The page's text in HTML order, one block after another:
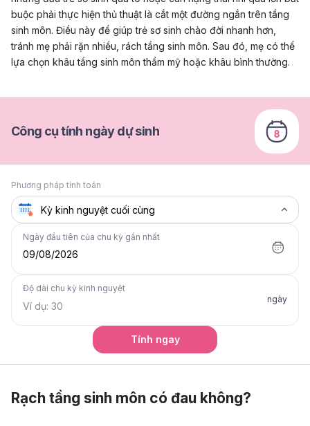
buộc phải thực hiện thủ thuật là cắt một đường ngắn trên tầng
sinh môn. Điều này để giúp trẻ sơ sinh chào đời nhanh hơn,
tránh mẹ phải rặn nhiều, rách tầng sinh môn. Sau đó, mẹ có thể
lựa chọn khâu tầng sinh môn thẩm mỹ hoặc khâu bình thường.
Công cụ tính ngày dự sinh
Phương pháp tính toán
Ngày đầu tiên của chu kỳ gần nhất
09/08/2026
Độ dài chu kỳ kinh nguyệt
ngày
Tính ngay
Rạch tầng sinh môn có đau không?